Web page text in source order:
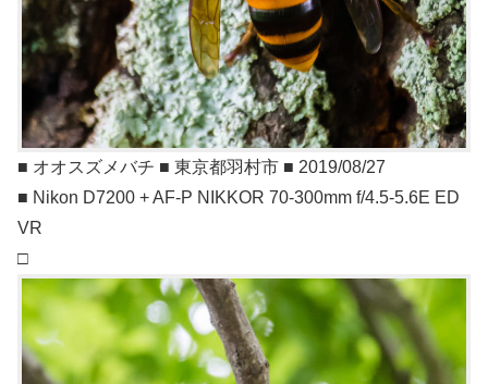
■ オオスズメバチ ■ 東京都羽村市 ■ 2019/08/27
■ Nikon D7200 + AF-P NIKKOR 70-300mm f/4.5-5.6E ED
VR
□